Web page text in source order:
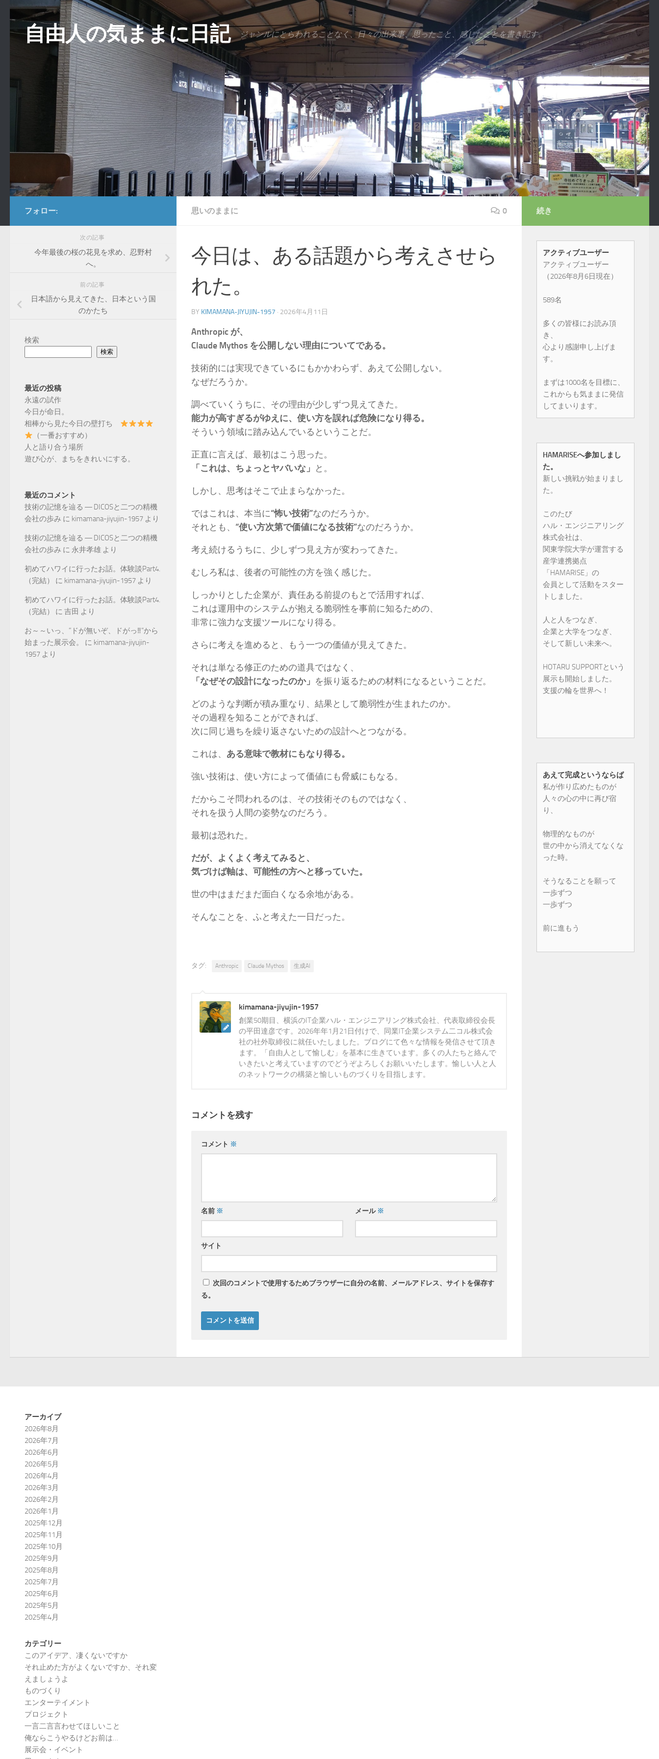
コンテンツへスキップ
自由人の気ままに日記 ジャンルにとらわれることなく、日々の出来事、思ったこと、感じたことを書き記す。
思いのままに 0
今日は、ある話題から考えさせら
れた。
BY KIMAMANA-JIYUJIN-1957 · 2026年4月11日
Anthropic が、
Claude Mythos を公開しない理由についてである。
技術的には実現できているにもかかわらず、あえて公開しない。
なぜだろうか。
調べていくうちに、その理由が少しずつ見えてきた。
能力が高すぎるがゆえに、使い方を誤れば危険になり得る。
そういう領域に踏み込んでいるということだ。
正直に言えば、最初はこう思った。
「これは、ちょっとヤバいな」 と。
しかし、思考はそこで止まらなかった。
ではこれは、本当に“怖い技術”なのだろうか。
それとも、 “使い方次第で価値になる技術”なのだろうか。
考え続けるうちに、少しずつ見え方が変わってきた。
むしろ私は、後者の可能性の方を強く感じた。
しっかりとした企業が、責任ある前提のもとで活用すれば、
これは運用中のシステムが抱える脆弱性を事前に知るための、
非常に強力な支援ツールになり得る。
さらに考えを進めると、もう一つの価値が見えてきた。
それは単なる修正のための道具ではなく、
「なぜその設計になったのか」 を振り返るための材料になるということだ。
どのような判断が積み重なり、結果として脆弱性が生まれたのか。
その過程を知ることができれば、
次に同じ過ちを繰り返さないための設計へとつながる。
これは、 ある意味で教材にもなり得る。
強い技術は、使い方によって価値にも脅威にもなる。
だからこそ問われるのは、その技術そのものではなく、
それを扱う人間の姿勢なのだろう。
最初は恐れた。
だが、よくよく考えてみると、
気づけば軸は、可能性の方へと移っていた。
世の中はまだまだ面白くなる余地がある。
そんなことを、ふと考えた一日だった。
タグ: Anthropic Claude Mythos 生成AI
kimamana-jiyujin-1957
創業50期目、横浜のIT企業ハル・エンジニアリング株式会社、代表取締役会長
の平田達彦です。2026年年1月21日付けで、同業IT企業システム二コル株式会
社の社外取締役に就任いたしました。ブログにて色々な情報を発信させて頂き
ます。「自由人として愉しむ」を基本に生きています。多くの人たちと絡んで
いきたいと考えていますのでどうぞよろしくお願いいたします。愉しい人と人
のネットワークの構築と愉しいものづくりを目指します。
コメントを残す
コメント ※
名前 ※ メール ※
サイト
次回のコメントで使用するためブラウザーに自分の名前、メールアドレス、サイトを保存す
る。
フォロー:
次の記事
今年最後の桜の花見を求め、忍野村
へ。
前の記事
日本語から見えてきた、日本という国
のかたち
検索
検索
最近の投稿
永遠の試作
今日が命日。
相棒から見た今日の壁打ち
（一番おすすめ）
人と語り合う場所
遊び心が、まちをきれいにする。
最近のコメント
技術の記憶を辿る ― DICOSと二つの精機
会社の歩み に kimamana-jiyujin-1957 より
技術の記憶を辿る ― DICOSと二つの精機
会社の歩み に 永井孝雄 より
初めてハワイに行ったお話。体験談Part4.
（完結）
に kimamana-jiyujin-1957 より
初めてハワイに行ったお話。体験談Part4.
（完結）
に 吉田 より
お～～いっ、”ドが無いぞ、ドがっ‼”から
始まった展示会。
に kimamana-jiyujin-
1957 より
続き
アクティブユーザー
アクティブユーザー
（2026年8月6日現在）
589名
多くの皆様にお読み頂
き、
心より感謝申し上げま
す。
まずは1000名を目標に、
これからも気ままに発信
してまいります。
HAMARISEへ参加しまし
た。
新しい挑戦が始まりまし
た。
このたび
ハル・エンジニアリング
株式会社は、
関東学院大学が運営する
産学連携拠点
「HAMARISE」の
会員として活動をスター
トしました。
人と人をつなぎ、
企業と大学をつなぎ、
そして新しい未来へ。
HOTARU SUPPORTという
展示も開始しました。
支援の輪を世界へ！
あえて完成というならば
私が作り広めたものが
人々の心の中に再び宿
り、
物理的なものが
世の中から消えてなくな
った時。
そうなることを願って
一歩ずつ
一歩ずつ
前に進もう
アーカイブ
2026年8月
2026年7月
2026年6月
2026年5月
2026年4月
2026年3月
2026年2月
2026年1月
2025年12月
2025年11月
2025年10月
2025年9月
2025年8月
2025年7月
2025年6月
2025年5月
2025年4月
カテゴリー
このアイデア、凄くないですか
それ止めた方がよくないですか、それ変
えましょうよ
ものづくり
エンターテイメント
プロジェクト
一言二言言わせてほしいこと
俺ならこうやるけどお前は…
展示会・イベント